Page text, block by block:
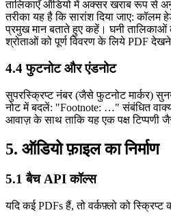
तालिकाएँ ऑडियो में अक्सर खराब रूप से
तरीका यह है कि सारांश दिया जाए: कॉलम
प्रमुख मान बताते हुए कहें। घनी
श्रोताओं को पूर्ण विवरण के लिये PDF
4.4 फुटनोट और एंडनोट
सुपरस्क्रिप्ट नंबर (जैसे फुटनोट मार्कर)
नोट में बदलें: "Footnote: …" संबंधित
आवाज़ के साथ ताकि यह एक पक्ष टिप्पणी
5. ऑडियो फ़ाइल का निर्माण
5.1 बैच API कॉल्स
यदि कई PDFs हैं, तो वर्कफ़्लो को स्क्रिप्ट